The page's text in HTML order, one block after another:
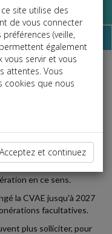
certaines zones du
solliciter une
en ce sens.
la CVAE jusqu'à 2027
facultatives.
plus solliciter, pour
site utilise des
de vous connecter
(veille,
également
servir et vous
attentes. Vous
cookies que nous
Acceptez et continuez